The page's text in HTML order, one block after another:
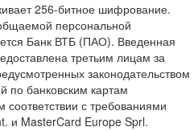
256-битное шифрование.
персональной
Банк ВТБ (ПАО). Введенная
третьим лицам за
законодательством
по банковским картам
соответствии с требованиями
и MasterCard Europe Sprl.